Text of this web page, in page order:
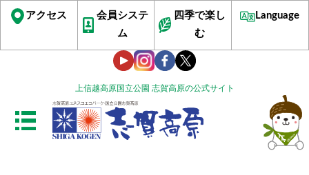
上信越高原国立公園 志賀高原の公式サイト
アクセス
会員システ
ム
四季で楽し
む
Language